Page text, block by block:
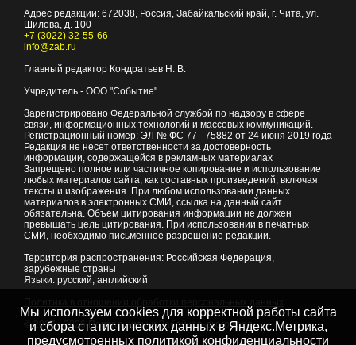
Адрес редакции: 672038, Россия, Забайкальский край, г. Чита, ул.
Шилова, д. 100
+7 (3022) 32-55-66
info@zab.ru
Главный редактор Кондратьев Н. В.
Учредитель - ООО "Событие"
Зарегистрировано Федеральной службой по надзору в сфере
связи, информационных технологий и массовых коммуникаций.
Регистрационный номер: ЭЛ № ФС 77 - 75882 от 24 июня 2019 года
Редакция не несет ответственности за достоверность
информации, содержащейся в рекламных материалах
Запрещено полное или частичное копирование и использование
любых материалов сайта, как составных произведений, включая
тексты и изображения. При любом использовании данных
материалов в электронных СМИ, ссылка на данный сайт
обязательна. Объем цитирования информации не должен
превышать цель цитирования. При использовании в печатных
СМИ, необходимо письменное разрешение редакции.
Территория распространения: Российская Федерация,
зарубежные страны
Языки: русский, английский
© 2007 - 2026Портал Читы и Забайкальского края
Мы используем cookies для корректной работы сайта
и сбора статистических данных в Яндекс.Метрика,
предусмотренных политикой конфиденциальности